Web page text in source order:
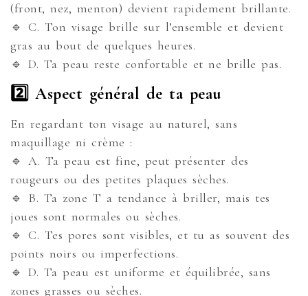
(front, nez, menton) devient rapidement brillante.
🔹 C. Ton visage brille sur l’ensemble et devient
gras au bout de quelques heures.
🔹 D. Ta peau reste confortable et ne brille pas.
2️⃣ Aspect général de ta peau
En regardant ton visage au naturel, sans
maquillage ni crème :
🔹 A. Ta peau est fine, peut présenter des
rougeurs ou des petites plaques sèches.
🔹 B. Ta zone T a tendance à briller, mais tes
joues sont normales ou sèches.
🔹 C. Tes pores sont visibles, et tu as souvent des
points noirs ou imperfections.
🔹 D. Ta peau est uniforme et équilibrée, sans
zones grasses ou sèches.